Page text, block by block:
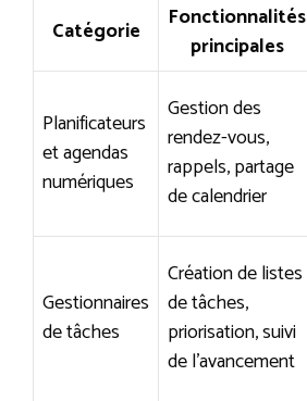
Catégorie
Fonctionnalités
principales
Planificateurs
et agendas
numériques
Gestion des
rendez-vous,
rappels, partage
de calendrier
Gestionnaires
de tâches
Création de listes
de tâches,
priorisation, suivi
de l’avancement